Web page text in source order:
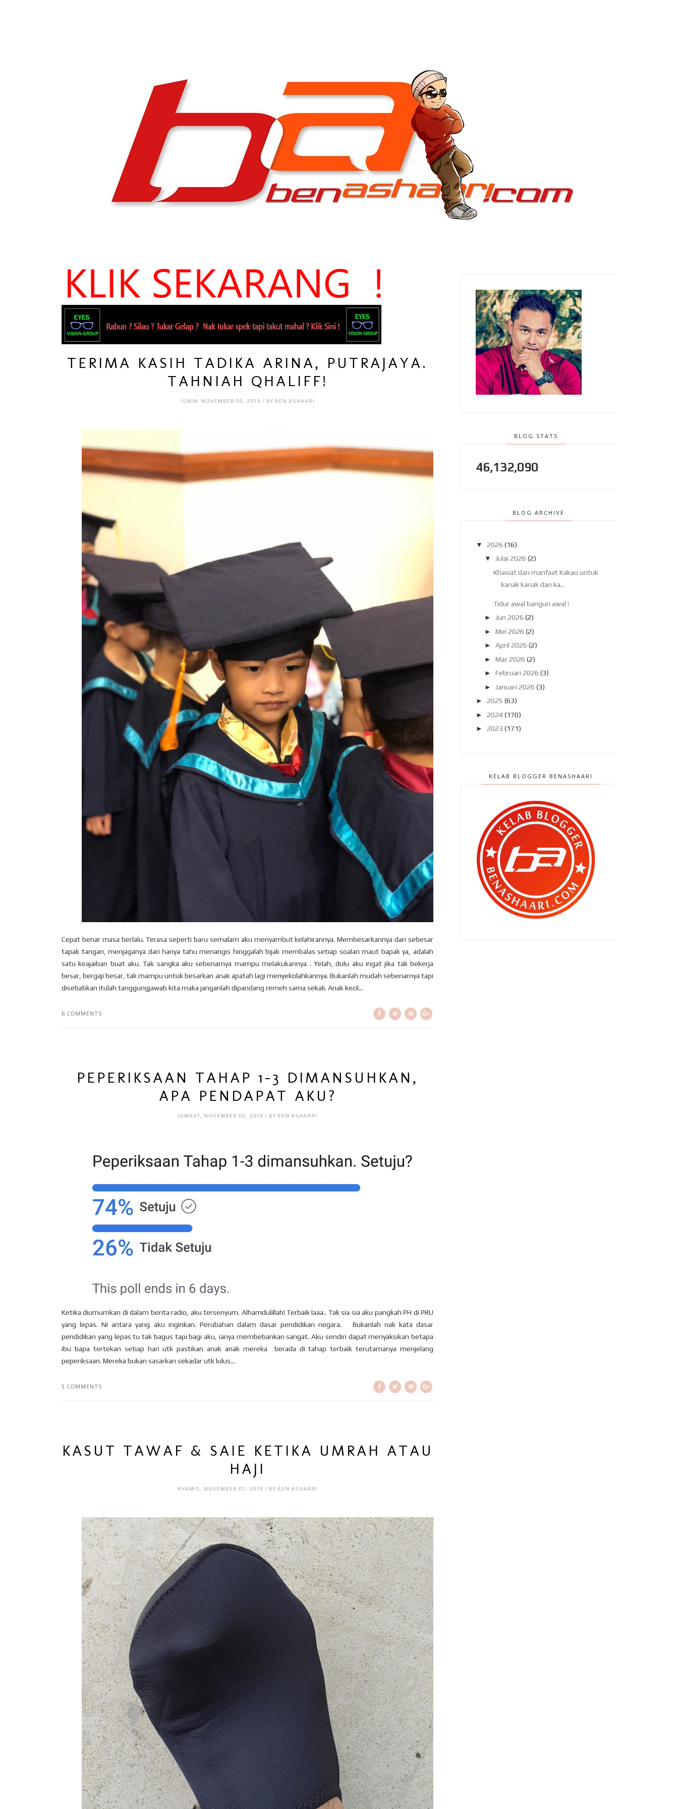
TERIMA KASIH TADIKA ARINA, PUTRAJAYA.
TAHNIAH QHALIFF!
ISNIN, NOVEMBER 05, 2018 / BY BEN ASHAARI
Cepat benar masa berlalu. Terasa seperti baru semalam aku menyambut kelahirannya. Membesarkannya dari sebesar
tapak tangan, menjaganya dari hanya tahu menangis hinggalah bijak membalas setiap soalan maut bapak ya, adalah
satu keajaiban buat aku. Tak sangka aku sebenarnya mampu melakukannya . Yelah, dulu aku ingat jika tak bekerja
besar, bergaji besar, tak mampu untuk besarkan anak apatah lagi menyekolahkannya. Bukanlah mudah sebenarnya tapi
disebabkan itulah tanggungjawab kita maka janganlah dipandang remeh sama sekali. Anak kecil...
6 COMMENTS
PEPERIKSAAN TAHAP 1-3 DIMANSUHKAN,
APA PENDAPAT AKU?
JUMAAT, NOVEMBER 02, 2018 / BY BEN ASHAARI
Ketika diumumkan di dalam berita radio, aku tersenyum. Alhamdulillah! Terbaik laaa.. Tak sia sia aku pangkah PH di PRU
yang lepas. Ni antara yang aku inginkan. Perubahan dalam dasar pendidikan negara. Bukanlah nak kata dasar
pendidikan yang lepas tu tak bagus tapi bagi aku, ianya membebankan sangat. Aku sendiri dapat menyaksikan betapa
ibu bapa tertekan setiap hari utk pastikan anak anak mereka berada di tahap terbaik terutamanya menjelang
peperiksaan. Mereka bukan sasarkan sekadar utk lulus...
5 COMMENTS
KASUT TAWAF & SAIE KETIKA UMRAH ATAU
HAJI
KHAMIS, NOVEMBER 01, 2018 / BY BEN ASHAARI
BLOG STATS
46,132,090
BLOG ARCHIVE
▼ 2026 (16)
▼
Julai 2026 (2)
Khasiat dan manfaat Kakao untuk
kanak kanak dan ka...
Tidur awal bangun awal !
► Jun 2026 (2)
► Mei 2026 (2)
► April 2026 (2)
► Mac 2026 (2)
► Februari 2026 (3)
►
Januari 2026 (3)
► 2025 (63)
► 2024 (170)
► 2023 (171)
►2019(407)
2017(648)
►2016 (788)
►2015(1019)
►2014
(1504)
►2013 (2151)
►2012(2986)
►2011(4966)
2010(4406)
KELAB BLOGGER BENASHAARI